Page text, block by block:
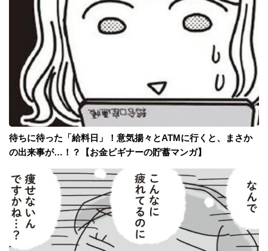
待ちに待った「給料日」！意気揚々とATMに行くと、まさか
の出来事が…！？【お金ビギナーの貯蓄マンガ】